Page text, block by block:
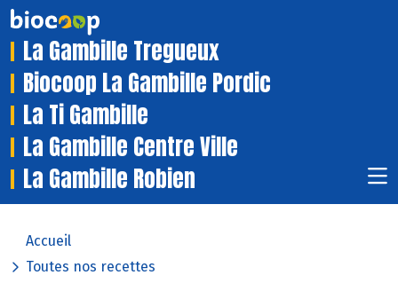
La Gambille Tregueux
Biocoop La Gambille Pordic
La Ti Gambille
La Gambille Centre Ville
La Gambille Robien
Accueil
Toutes nos recettes